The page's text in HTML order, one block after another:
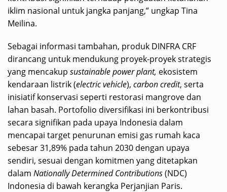
iklim nasional untuk jangka panjang,” ungkap Tina
Meilina.
Sebagai informasi tambahan, produk DINFRA CRF
dirancang untuk mendukung proyek-proyek strategis
yang mencakup sustainable power plant, ekosistem
kendaraan listrik (electric vehicle), carbon credit, serta
inisiatif konservasi seperti restorasi mangrove dan
lahan basah. Portofolio diversifikasi ini berkontribusi
secara signifikan pada upaya Indonesia dalam
mencapai target penurunan emisi gas rumah kaca
sebesar 31,89% pada tahun 2030 dengan upaya
sendiri, sesuai dengan komitmen yang ditetapkan
dalam Nationally Determined Contributions(NDC)
Indonesia di bawah kerangka Perjanjian Paris.